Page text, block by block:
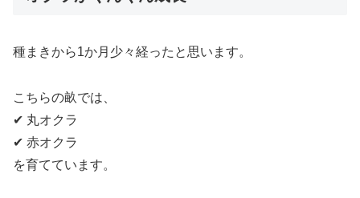
種まきから1か月少々経ったと思います。
こちらの畝では、
✔ 丸オクラ
✔ 赤オクラ
を育てています。